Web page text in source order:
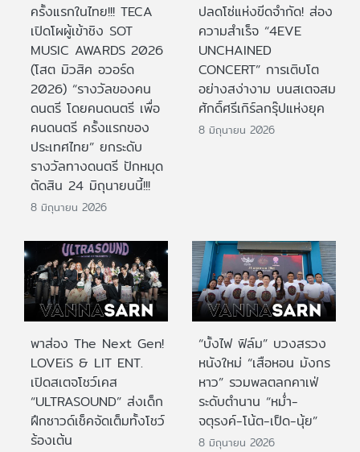
ครั้งแรกในไทย!!! TECA
เปิดโผผู้เข้าชิง SOT
MUSIC AWARDS 2026
(โสต มิวสิค อวอร์ด
2026) “รางวัลของคน
ดนตรี โดยคนดนตรี เพื่อ
คนดนตรี ครั้งแรกของ
ประเทศไทย” ยกระดับ
รางวัลทางดนตรี ปักหมุด
ตัดสิน 24 มิถุนายนนี้!!!
8 มิถุนายน 2026
ปลดโซ่แห่งขีดจำกัด! ส่อง
ความสำเร็จ “4EVE
UNCHAINED
CONCERT” การเติบโต
อย่างสง่างาม บนสเตจสม
ศักดิ์ศรีเกิร์ลกรุ๊ปแห่งยุค
8 มิถุนายน 2026
พาส่อง The Next Gen!
LOVEiS & LIT ENT.
เปิดสเตจโชว์เคส
“ULTRASOUND” ส่งเด็ก
ฝึกซาวด์เช็คจัดเต็มทั้งโชว์
ร้องเต้น
“บั้งไฟ ฟิล์ม” บวงสรวง
หนังใหม่ “เสือหอน มังกร
หาว” รวมพลตลกคาเฟ่
ระดับตำนาน “หม่ำ-
จตุรงค์-โน้ต-เป็ด-นุ้ย”
8 มิถุนายน 2026